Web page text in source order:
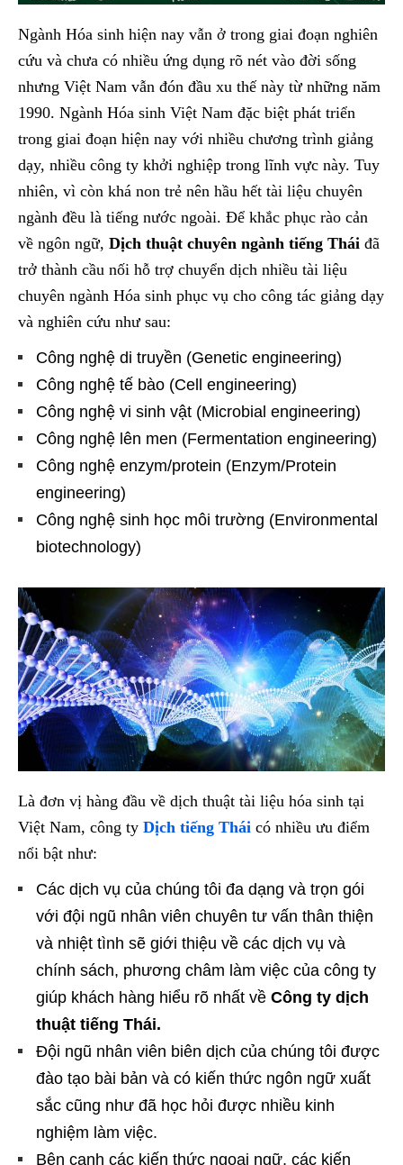
Ngành Hóa sinh hiện nay vẫn ở trong giai đoạn nghiên
cứu và chưa có nhiều ứng dụng rõ nét vào đời sống
nhưng Việt Nam vẫn đón đầu xu thế này từ những năm
1990. Ngành Hóa sinh Việt Nam đặc biệt phát triển
trong giai đoạn hiện nay với nhiều chương trình giảng
dạy, nhiều công ty khởi nghiệp trong lĩnh vực này. Tuy
nhiên, vì còn khá non trẻ nên hầu hết tài liệu chuyên
ngành đều là tiếng nước ngoài. Để khắc phục rào cản
về ngôn ngữ, Dịch thuật chuyên ngành tiếng Thái đã
trở thành cầu nối hỗ trợ chuyển dịch nhiều tài liệu
chuyên ngành Hóa sinh phục vụ cho công tác giảng dạy
và nghiên cứu như sau:
Công nghệ di truyền (Genetic engineering)
Công nghệ tế bào (Cell engineering)
Công nghệ vi sinh vật (Microbial engineering)
Công nghệ lên men (Fermentation engineering)
Công nghệ enzym/protein (Enzym/Protein
engineering)
Công nghệ sinh học môi trường (Environmental
biotechnology)
Là đơn vị hàng đầu về dịch thuật tài liệu hóa sinh tại
Việt Nam, công ty Dịch tiếng Thái có nhiều ưu điểm
nổi bật như:
Các dịch vụ của chúng tôi đa dạng và trọn gói
với đội ngũ nhân viên chuyên tư vấn thân thiện
và nhiệt tình sẽ giới thiệu về các dịch vụ và
chính sách, phương châm làm việc của công ty
giúp khách hàng hiểu rõ nhất về Công ty dịch
thuật tiếng Thái.
Đội ngũ nhân viên biên dịch của chúng tôi được
đào tạo bài bản và có kiến thức ngôn ngữ xuất
sắc cũng như đã học hỏi được nhiều kinh
nghiệm làm việc.
Bên cạnh các kiến thức ngoại ngữ, các kiến